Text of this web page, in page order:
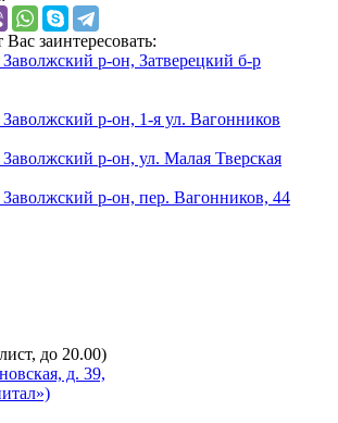
заинтересовать:
р-он, Затверецкий б-р
р-он, 1-я ул. Вагонников
р-он, ул. Малая Тверская
р-он, пер. Вагонников, 44
до 20.00)
д. 39,